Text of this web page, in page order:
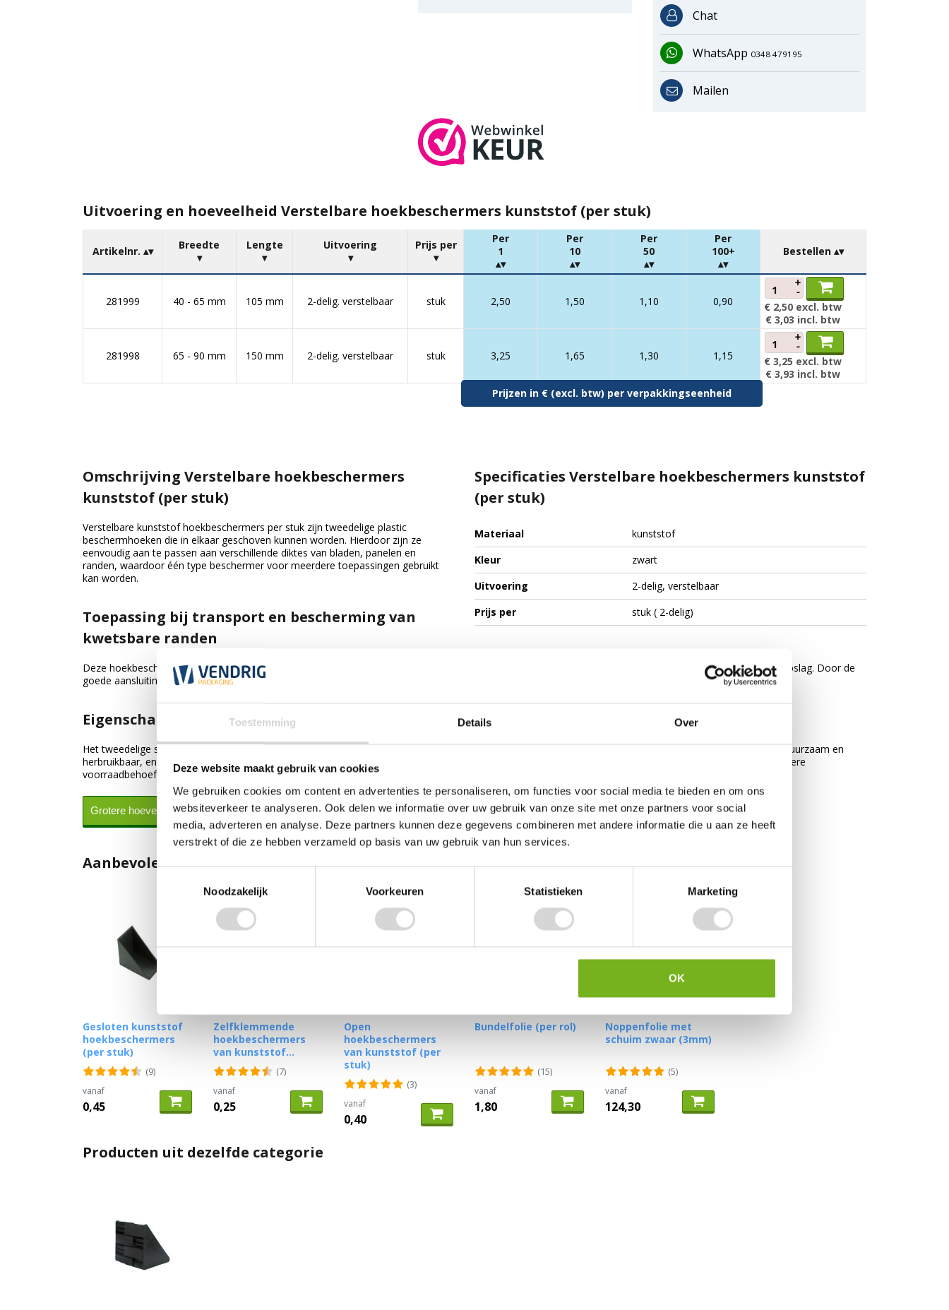
Toestemming Details Over
Deze website maakt gebruik van cookies
We gebruiken cookies om content en advertenties te personaliseren, om functies voor social media te bieden en om ons
websiteverkeer te analyseren. Ook delen we informatie over uw gebruik van onze site met onze partners voor social
media, adverteren en analyse. Deze partners kunnen deze gegevens combineren met andere informatie die u aan ze heeft
verstrekt of die ze hebben verzameld op basis van uw gebruik van hun services.
Noodzakelijk
Voorkeuren Statistieken Marketing
OK
Chat
WhatsApp 0348 479195
Mailen
Uitvoering en hoeveelheid Verstelbare hoekbeschermers kunststof (per stuk)
Prijzen in € (excl. btw) per verpakkingseenheid
Artikelnr. Breedte Lengte Uitvoering Prijs per
Per
1
Per
10
Per
50
Per
100+
Bestellen
281999 40 - 65 mm 105 mm 2-delig. verstelbaar stuk 2,50 1,50 1,10 0,90
+
-
€ 2,50 excl. btw
€ 3,03 incl. btw
281998 65 - 90 mm 150 mm 2-delig. verstelbaar stuk 3,25 1,65 1,30 1,15
+
-
€ 3,25 excl. btw
€ 3,93 incl. btw
Specificaties Verstelbare hoekbeschermers kunststof
(per stuk)
Materiaal
kunststof
Kleur
zwart
Uitvoering
2-delig, verstelbaar
Prijs per
stuk ( 2-delig)
Omschrijving Verstelbare hoekbeschermers
kunststof (per stuk)
Verstelbare kunststof hoekbeschermers per stuk zijn tweedelige plastic
beschermhoeken die in elkaar geschoven kunnen worden. Hierdoor zijn ze
eenvoudig aan te passen aan verschillende diktes van bladen, panelen en
randen, waardoor één type beschermer voor meerdere toepassingen gebruikt
kan worden.
Toepassing bij transport en bescherming van
kwetsbare randen
Deze hoekbeschermers worden ingezet voor het beschermen van aanrechtbladen, tafelbladen, deuren en plaatmateriaal tijdens transport, verhuizing en opslag. Door de
goede aansluiting op de randdikte worden beschadigingen zoals deuken, krassen en afgebroken hoeken effectief voorkomen.
Eigenschappen en voordelen van verstelbare kunststof hoekbescherming
Het tweedelige schuifsysteem zorgt voor een nauwkeurige pasvorm, waardoor de hoekbeschermer stevig rond verschillende formaten past. Ze zijn licht, duurzaam en
herbruikbaar, en bestand tegen druk en schokken. Door de verstelbaarheid heb je minder verschillende maten nodig, wat zorgt voor efficiënt gebruik en lagere
voorraadbehoefte.
Grotere hoeveelheden nodig?
Aanbevolen producten
Gesloten kunststof
hoekbeschermers
(per stuk)
(9)
vanaf
0,45
Zelfklemmende
hoekbeschermers
van kunststof...
(7)
vanaf
0,25
Open
hoekbeschermers
van kunststof (per
stuk)
(3)
vanaf
0,40
Bundelfolie (per rol)
(15)
vanaf
1,80
Noppenfolie met
schuim zwaar (3mm)
(5)
vanaf
124,30
Producten uit dezelfde categorie